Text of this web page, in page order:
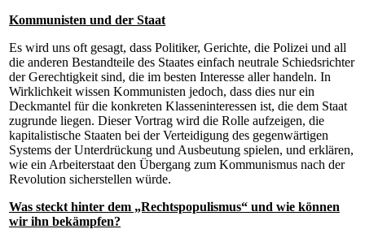
Kommunisten und der Staat
Es wird uns oft gesagt, dass Politiker, Gerichte, die Polizei und all
die anderen Bestandteile des Staates einfach neutrale Schiedsrichter
der Gerechtigkeit sind, die im besten Interesse aller handeln. In
Wirklichkeit wissen Kommunisten jedoch, dass dies nur ein
Deckmantel für die konkreten Klasseninteressen ist, die dem Staat
zugrunde liegen. Dieser Vortrag wird die Rolle aufzeigen, die
kapitalistische Staaten bei der Verteidigung des gegenwärtigen
Systems der Unterdrückung und Ausbeutung spielen, und erklären,
wie ein Arbeiterstaat den Übergang zum Kommunismus nach der
Revolution sicherstellen würde.
Was steckt hinter dem „Rechtspopulismus“ und wie können
wir ihn bekämpfen?